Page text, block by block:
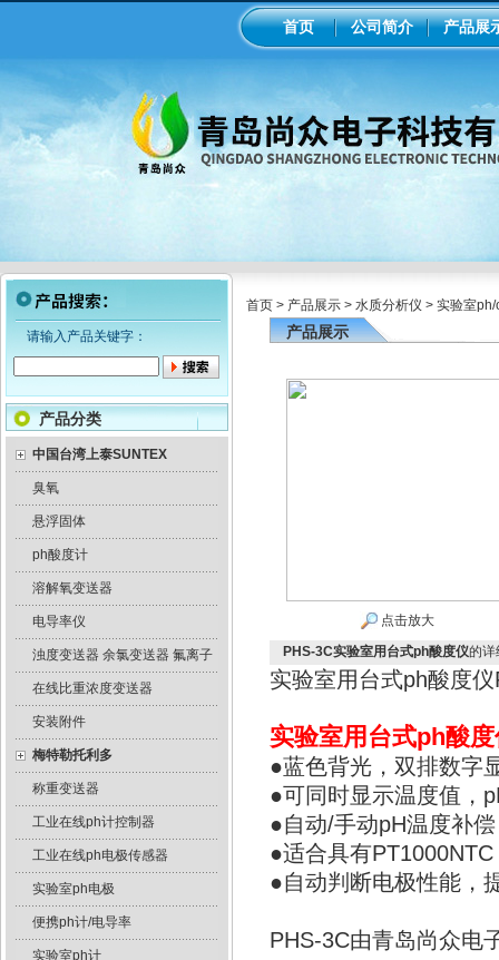
首页 公司简介 产品展
请输入产品关键字：
产品分类
中国台湾上泰SUNTEX
臭氧
悬浮固体
ph酸度计
溶解氧变送器
电导率仪
浊度变送器 余氯变送器 氟离子
在线比重浓度变送器
安装附件
梅特勒托利多
称重变送器
工业在线ph计控制器
工业在线ph电极传感器
实验室ph电极
便携ph计/电导率
实验室ph计
首页 > 产品展示 > 水质分析仪 > 实验室ph/
产品展示
点击放大
PHS-3C实验室用台式ph酸度仪的详
实验室用台式ph酸度
实验室用台式ph酸
●蓝色背光，双排数字
●可同时显示温度值，
●自动/手动pH温度补
●适合具有
●自动判断电极性能，
PHS-3C由青岛尚众电